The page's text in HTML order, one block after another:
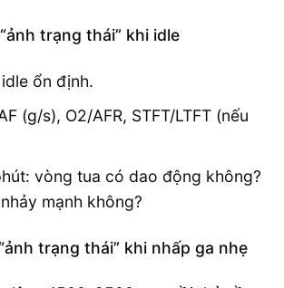
trạng thái” khi idle
ổn định.
(g/s), O2/AFR, STFT/LTFT (nếu
vòng tua có dao động không?
mạnh không?
trạng thái” khi nhấp ga nhẹ